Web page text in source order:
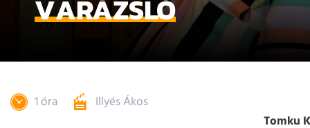
VARÁZSLÓ
1 óra
Illyés Ákos
Tomku